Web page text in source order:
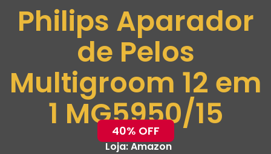
Philips Aparador
de Pelos
Multigroom 12 em
1 MG5950/15
40% OFF
Loja:Amazon